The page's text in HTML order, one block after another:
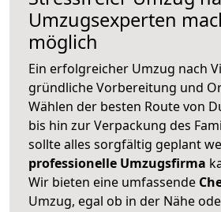
Umzugsexperten
möglich
Ein erfolgreicher Umzug nach
gründliche Vorbereitung und
Wählen der besten Route von
bis hin zur Verpackung des
sollte alles sorgfältig geplant
professionelle Umzugsfirma
Wir bieten eine umfassende
Umzug, egal ob in der Nähe